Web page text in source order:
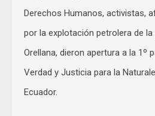
Derechos Humanos, activistas,
por la explotación petrolera de
Orellana, dieron apertura a la 1º
Verdad y Justicia para la
Ecuador.